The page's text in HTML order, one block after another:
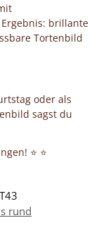
brillante
Tortenbild
oder als
sagst du
⭐ ⭐
rund